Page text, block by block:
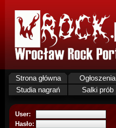
Strona główna Ogłoszenia
Studia nagrań
Salki prób
User:
Hasło: